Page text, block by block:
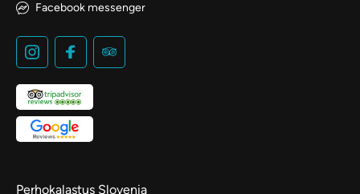
Facebook messenger
Perhokalastus Slovenia